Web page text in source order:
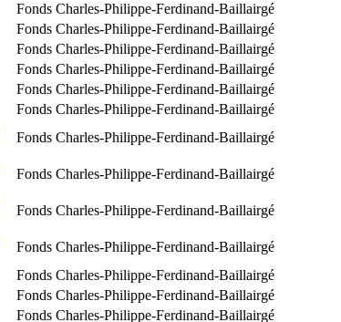
Fonds Charles-Philippe-Ferdinand-Baillairgé
Fonds Charles-Philippe-Ferdinand-Baillairgé
Fonds Charles-Philippe-Ferdinand-Baillairgé
Fonds Charles-Philippe-Ferdinand-Baillairgé
Fonds Charles-Philippe-Ferdinand-Baillairgé
Fonds Charles-Philippe-Ferdinand-Baillairgé
Fonds Charles-Philippe-Ferdinand-Baillairgé
Fonds Charles-Philippe-Ferdinand-Baillairgé
Fonds Charles-Philippe-Ferdinand-Baillairgé
Fonds Charles-Philippe-Ferdinand-Baillairgé
Fonds Charles-Philippe-Ferdinand-Baillairgé
Fonds Charles-Philippe-Ferdinand-Baillairgé
Fonds Charles-Philippe-Ferdinand-Baillairgé